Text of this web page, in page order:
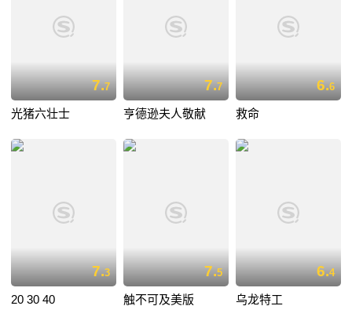
7.7
光猪六壮士
7.7
亨德逊夫人敬献
6.6
救命
7.3
20 30 40
7.5
触不可及美版
6.4
乌龙特工